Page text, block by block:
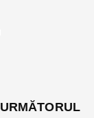
URMĂTORUL